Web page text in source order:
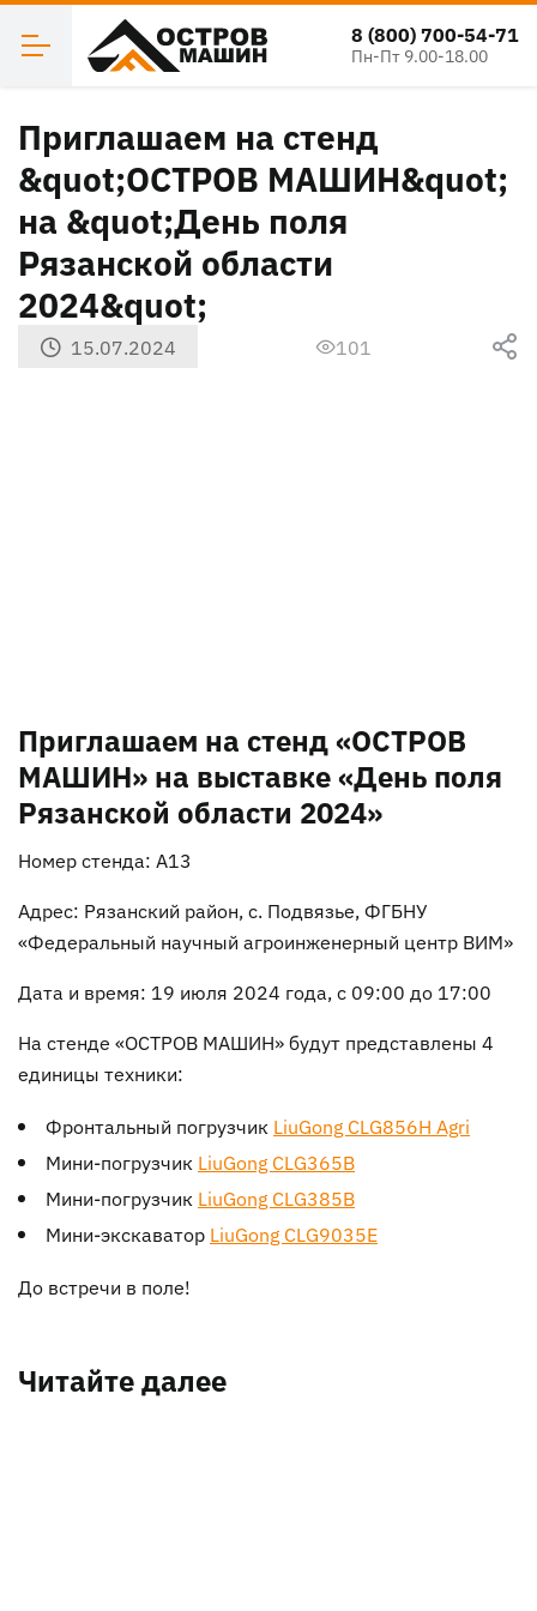
8 (800) 700-54-71
Пн-Пт 9.00-18.00
Приглашаем на стенд
&quot;ОСТРОВ МАШИН&quot;
на &quot;День поля
Рязанской области
2024&quot;
15.07.2024 101
Приглашаем на стенд «ОСТРОВ
МАШИН» на выставке «День поля
Рязанской области 2024»
Номер стенда: А13
Адрес: Рязанский район, с. Подвязье, ФГБНУ
«Федеральный научный агроинженерный центр ВИМ»
Дата и время: 19 июля 2024 года, с 09:00 до 17:00
На стенде «ОСТРОВ МАШИН» будут представлены 4
единицы техники:
Фронтальный погрузчик LiuGong CLG856H Agri
Мини-погрузчик LiuGong CLG365B
Мини-погрузчик LiuGong CLG385B
Мини-экскаватор LiuGong CLG9035E
До встречи в поле!
Читайте далее